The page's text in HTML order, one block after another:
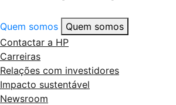
Quem somos
Quem somos
Contactar a HP
Carreiras
Relações com investidores
Impacto sustentável
Newsroom